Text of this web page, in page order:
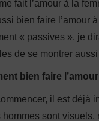
fait l’amour à la
bien faire l’amour
« passives », je
de se montrer
bien faire
il est déjà
hommes sont